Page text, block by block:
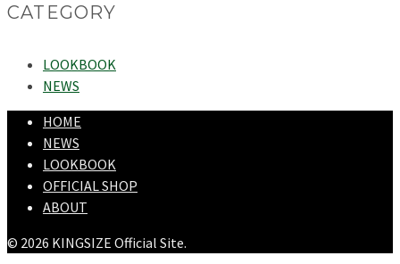
CATEGORY
LOOKBOOK
NEWS
HOME
NEWS
LOOKBOOK
OFFICIAL SHOP
ABOUT
© 2026 KINGSIZE Official Site.